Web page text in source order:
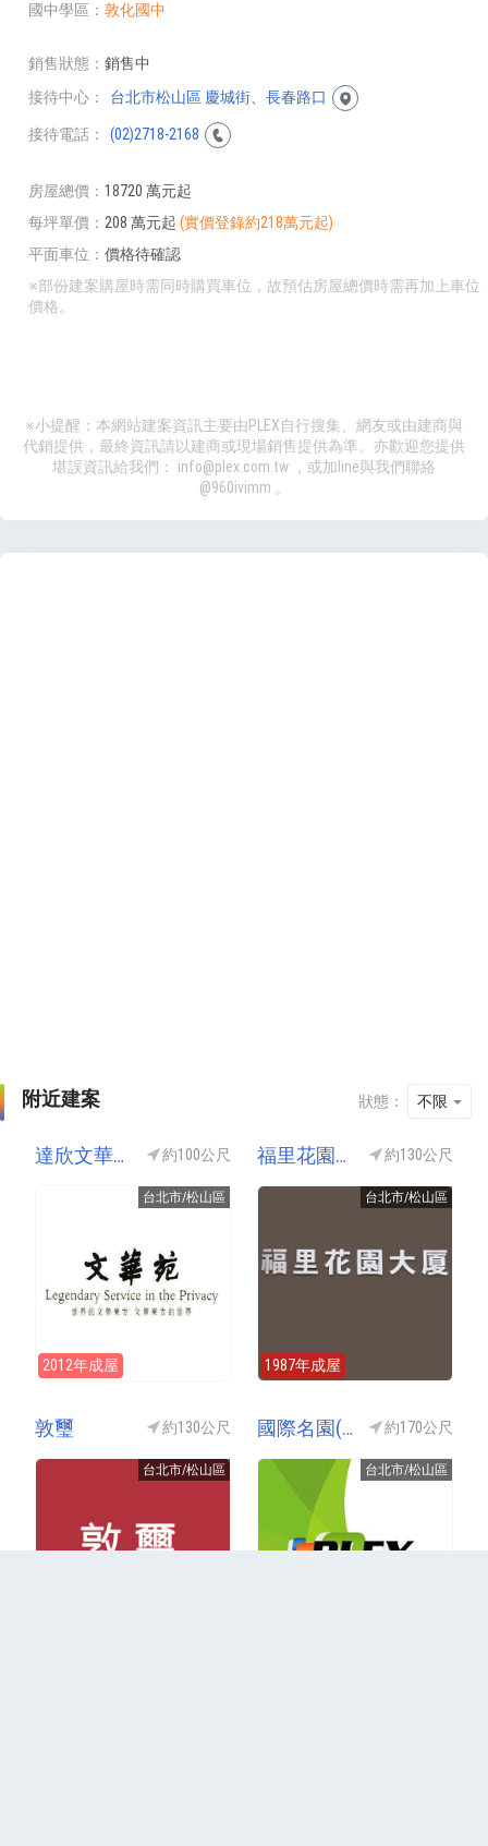
國中學區
敦化國中
銷售狀態
銷售中
接待中心
台北市松山區 慶城街、長春路口
接待電話 (02)2718-2168
房屋總價
18720 萬元起
每坪單價
208 萬元起(實價登錄約218萬元起)
平面車位
價格待確認
※部份建案購屋時需同時購買車位，故預估房屋總價時需再加上車位
價格。
※小提醒：本網站建案資訊主要由PLEX自行搜集、網友或由建商與
代銷提供，最終資訊請以建商或現場銷售提供為準。亦歡迎您提供
堪誤資訊給我們： info@plex.com.tw ，或加line與我們聯絡
@960ivimm 。
附近建案 狀態： 不限
達欣文華苑 約100公尺
台北市/松山區
2012年成屋
福里花園大廈(福里花廣) 約130公尺
台北市/松山區
1987年成屋
敦璽 約130公尺
台北市/松山區
國際名園(危老都更進行中) 約170公尺
台北市/松山區